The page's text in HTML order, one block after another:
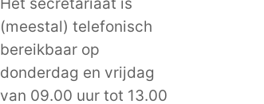
(meestal) telefonisch
bereikbaar op
donderdag en vrijdag
van 09.00 uur tot 13.00